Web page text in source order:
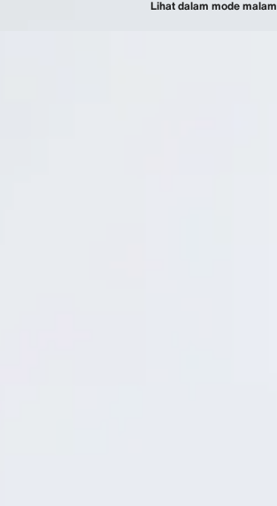
Lihat dalam mode malam